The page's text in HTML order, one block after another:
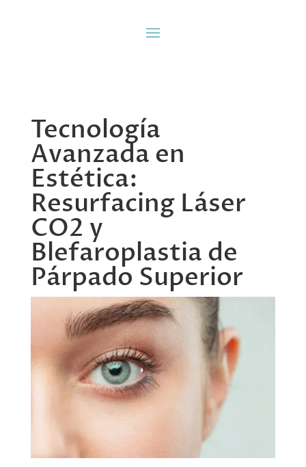
Tecnología
Avanzada en
Estética:
Resurfacing Láser
CO2 y
Blefaroplastia de
Párpado Superior